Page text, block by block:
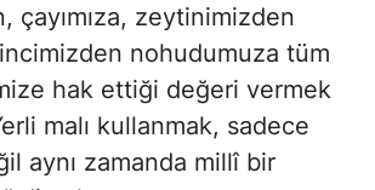
çayımıza, zeytinimizden
nohudumuza tüm
hak ettiği değeri vermek
malı kullanmak, sadece
aynı zamanda millî bir